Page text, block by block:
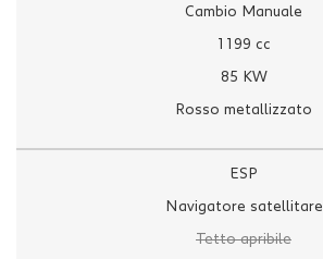
Cambio Manuale
1199 cc
85 KW
Rosso metallizzato
ESP
Navigatore satellitare
Tetto apribile